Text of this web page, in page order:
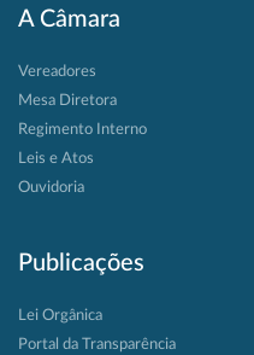
A Câmara
Vereadores
Mesa Diretora
Regimento Interno
Leis e Atos
Ouvidoria
Publicações
Lei Orgânica
Portal da Transparência